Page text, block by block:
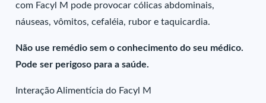
com Facyl M pode provocar cólicas abdominais,
náuseas, vômitos, cefaléia, rubor e taquicardia.
Não use remédio sem o conhecimento do seu médico.
Pode ser perigoso para a saúde.
Interação Alimentícia do Facyl M